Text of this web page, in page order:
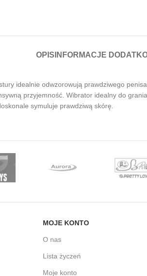
OPIS INFORMACJE
idealnie odwzorowują prawdziwego penisa.
przyjemność. Wibrator idealny do
symuluje prawdziwą skórę.
MOJE KONTO
O nas
Lista życzeń
Moje konto